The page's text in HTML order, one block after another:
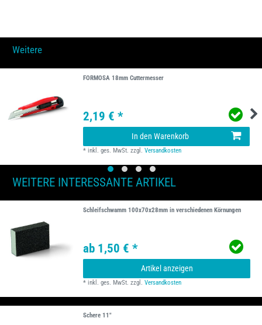
Weitere
FORMOSA 18mm Cuttermesser
2,19 € *
In den Warenkorb
*inkl. ges. MwSt. zzgl.Versandkosten
WEITERE INTERESSANTE ARTIKEL
Schleifschwamm 100x70x28mm in verschiedenen Körnungen
ab 1,50 € *
Artikel anzeigen
*inkl. ges. MwSt. zzgl.Versandkosten
Schere 11"